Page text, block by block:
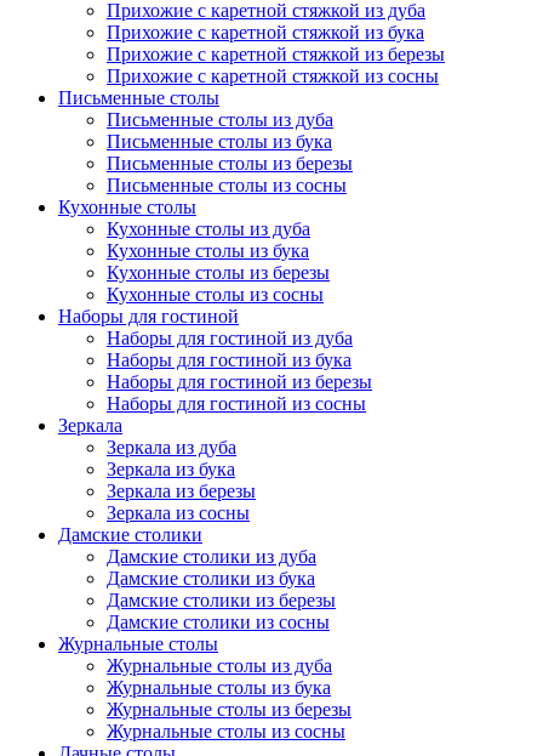
Прихожие с каретной стяжкой из дуба
Прихожие с каретной стяжкой из бука
Прихожие с каретной стяжкой из березы
Прихожие с каретной стяжкой из сосны
Письменные столы
Письменные столы из дуба
Письменные столы из бука
Письменные столы из березы
Письменные столы из сосны
Кухонные столы
Кухонные столы из дуба
Кухонные столы из бука
Кухонные столы из березы
Кухонные столы из сосны
Наборы для гостиной
Наборы для гостиной из дуба
Наборы для гостиной из бука
Наборы для гостиной из березы
Наборы для гостиной из сосны
Зеркала
Зеркала из дуба
Зеркала из бука
Зеркала из березы
Зеркала из сосны
Дамские столики
Дамские столики из дуба
Дамские столики из бука
Дамские столики из березы
Дамские столики из сосны
Журнальные столы
Журнальные столы из дуба
Журнальные столы из бука
Журнальные столы из березы
Журнальные столы из сосны